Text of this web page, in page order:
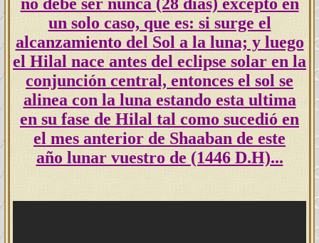
un solo caso, que es: si surge el
alcanzamiento del Sol a la luna; y luego
el Hilal nace antes del eclipse solar en la
conjunción central, entonces el sol se
alinea con la luna estando esta ultima
en su fase de Hilal tal como sucedió en
el mes anterior de Shaaban de este
año lunar vuestro de (1446 D.H)...